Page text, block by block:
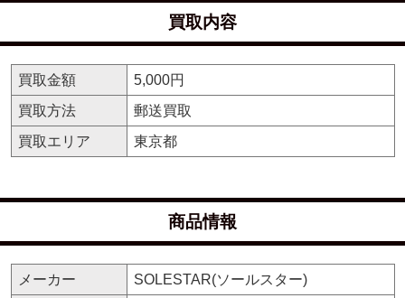
買取内容
買取金額
5,000円
買取方法
郵送買取
買取エリア
東京都
商品情報
メーカー
SOLESTAR(ソールスター)